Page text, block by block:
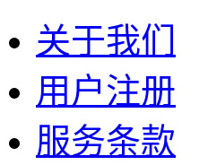
关于我们
用户注册
服务条款